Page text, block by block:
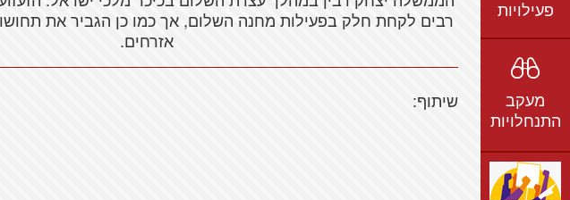
חזון ועמדות
אמיל גרינצווייג
שקיפות
פעילויות
ברשת
בתקשורת
וידאו
מעקב
התנחלויות
נתונים
חדשות
רבים לקחת חלק בפעילות מחנה השלום, אך כמו כן הגביר את
אזרחים.
שיתוף: